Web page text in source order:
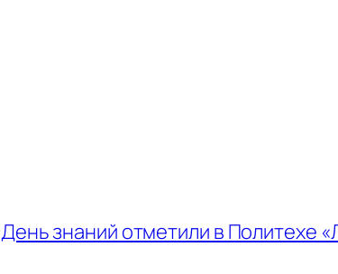
День знаний отметили в Политехе